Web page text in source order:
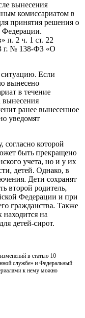
вынесения
комиссариатом в
принятия решения о
Федерации.
п. 2 ч. 1 ст. 22
г. № 138-ФЗ «О
ситуацию. Если
вынесено
в течение
вынесения
ранее вынесенное
уведомят
согласно которой
быть прекращено
учета, но и у их
детей. Однако, в
Дети сохранят
второй родитель,
Федерации и при
гражданства. Также
находится на
детей-сирот.
в статью 10
службе» и Федеральный
к нему можно